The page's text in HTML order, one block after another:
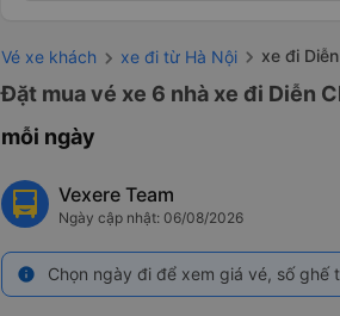
Vé xe khách xe đi từ Hà Nội xe đi
Đặt mua vé xe 6 nhà xe đi Diễn
mỗi ngày
Vexere Team
Ngày cập nhật: 06/08/2026
info Chọn ngày đi để xem giá vé, số